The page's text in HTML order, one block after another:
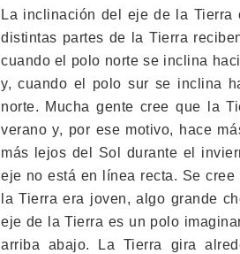
La inclinación del eje de la Tierra
distintas partes de la Tierra
cuando el polo norte se inclina
y, cuando el polo sur se inclina
norte. Mucha gente cree que la
verano y, por ese motivo, hace
más lejos del Sol durante el
eje no está en línea recta. Se
la Tierra era joven, algo grande
eje de la Tierra es un polo
arriba abajo. La Tierra gira